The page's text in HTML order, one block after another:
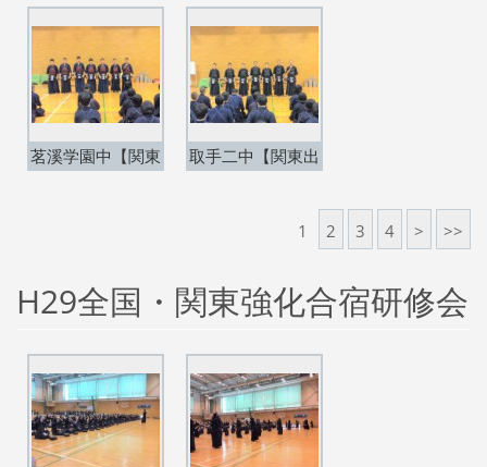
茗溪学園中【関東
取手二中【関東出
1 2 3 4 > >>
H29全国・関東強化合宿研修会